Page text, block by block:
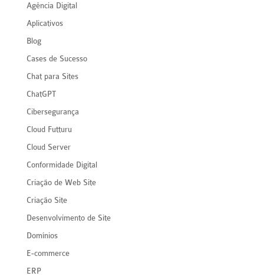
Agência Digital
Aplicativos
Blog
Cases de Sucesso
Chat para Sites
ChatGPT
Cibersegurança
Cloud Futturu
Cloud Server
Conformidade Digital
Criação de Web Site
Criação Site
Desenvolvimento de Site
Domínios
E-commerce
ERP